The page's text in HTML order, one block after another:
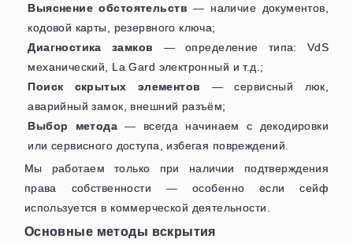
Выяснение обстоятельств — наличие документов,
кодовой карты, резервного ключа;
Диагностика замков — определение типа: VdS
механический, La Gard электронный и т.д.;
Поиск скрытых элементов — сервисный люк,
аварийный замок, внешний разъём;
Выбор метода — всегда начинаем с декодировки
или сервисного доступа, избегая повреждений.
Мы работаем только при наличии подтверждения
права собственности — особенно если сейф
используется в коммерческой деятельности.
Основные методы вскрытия